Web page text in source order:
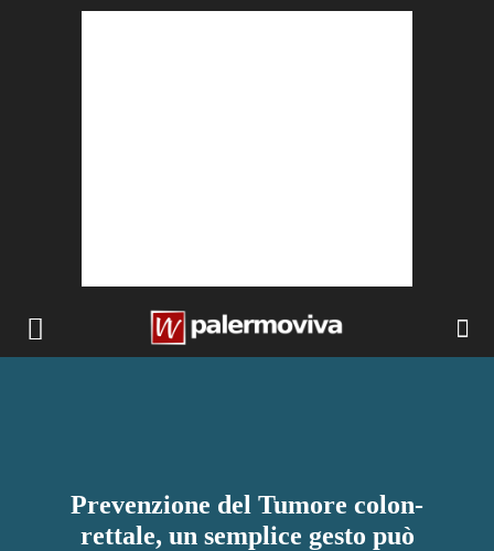
Prevenzione del Tumore colon-
rettale, un semplice gesto può